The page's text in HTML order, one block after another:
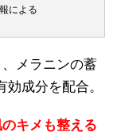
による
メラニンの蓄
成分を配合。
キメも整える